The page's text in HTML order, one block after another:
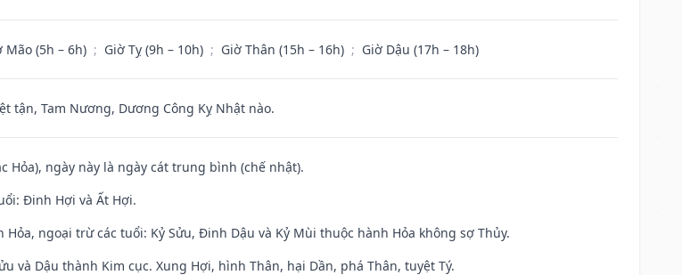
Mão (5h – 6h) ; Giờ Tỵ (9h – 10h) ; Giờ Thân (15h – 16h) ; Giờ Dậu (17h – 18h)
tận, Tam Nương, Dương Công Kỵ Nhật nào.
Hỏa), ngày này là ngày cát trung bình (chế nhật).
Đinh Hợi và Ất Hợi.
ngoại trừ các tuổi: Kỷ Sửu, Đinh Dậu và Kỷ Mùi thuộc hành Hỏa không sợ Thủy.
và Dậu thành Kim cục. Xung Hợi, hình Thân, hại Dần, phá Thân, tuyệt Tý.